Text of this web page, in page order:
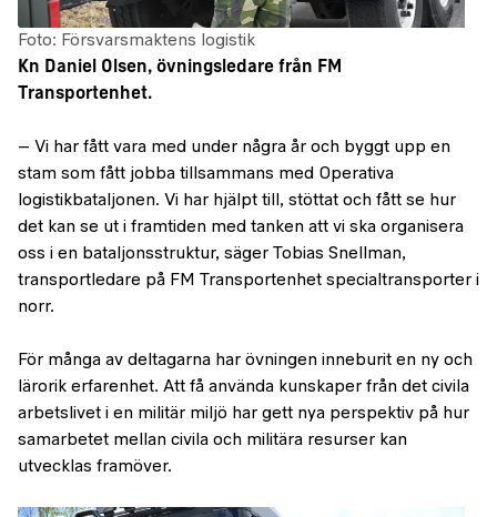
Foto: Försvarsmaktens logistik
Kn Daniel Olsen, övningsledare från FM
Transportenhet.
– Vi har fått vara med under några år och byggt upp en
stam som fått jobba tillsammans med Operativa
logistikbataljonen. Vi har hjälpt till, stöttat och fått se hur
det kan se ut i framtiden med tanken att vi ska organisera
oss i en bataljonsstruktur, säger Tobias Snellman,
transportledare på FM Transportenhet specialtransporter i
norr.
För många av deltagarna har övningen inneburit en ny och
lärorik erfarenhet. Att få använda kunskaper från det civila
arbetslivet i en militär miljö har gett nya perspektiv på hur
samarbetet mellan civila och militära resurser kan
utvecklas framöver.